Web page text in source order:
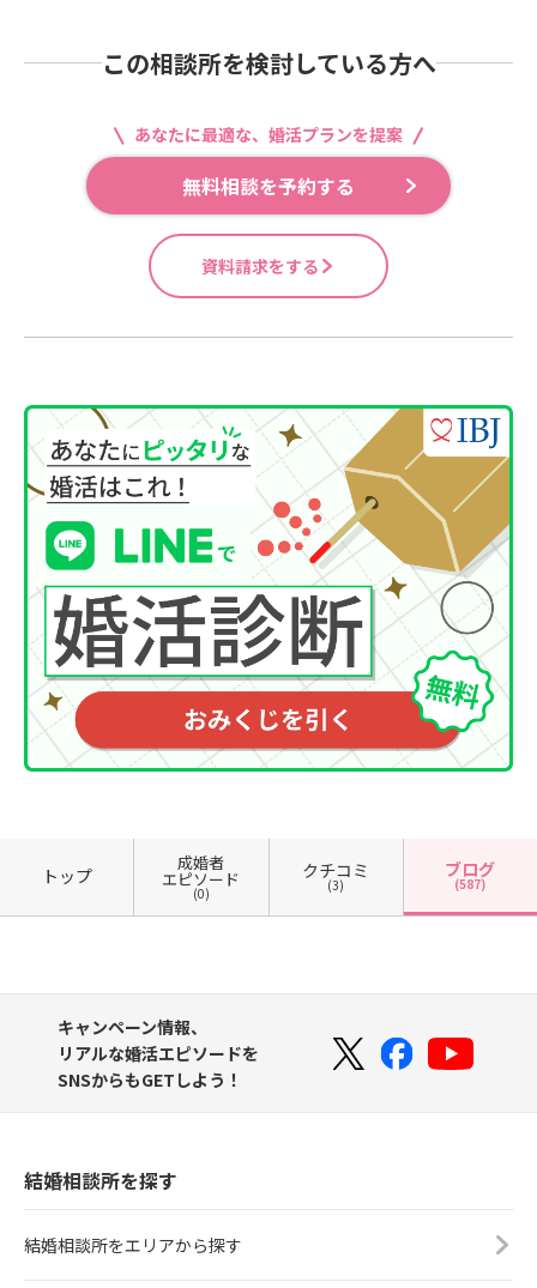
この相談所を検討している方へ
あなたに最適な、婚活プランを提案
無料相談を予約する
資料請求をする
トップ
成婚者
エピソード
(0)
クチコミ
(3)
ブログ
(587)
キャンペーン情報、
リアルな婚活エピソードを
SNSからもGETしよう！
結婚相談所を探す
結婚相談所をエリアから探す